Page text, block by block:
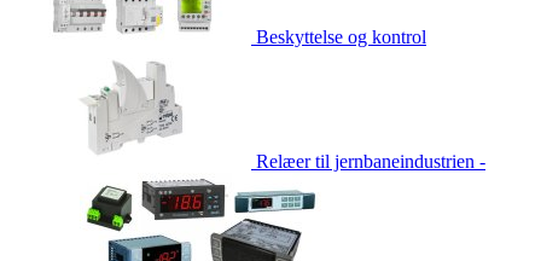
Beskyttelse og kontrol
Relæer til jernbaneindustrien -